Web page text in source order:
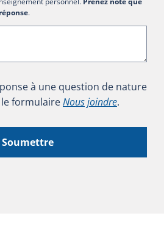
.
à une question de nature
formulaireNous joindre.
Soumettre